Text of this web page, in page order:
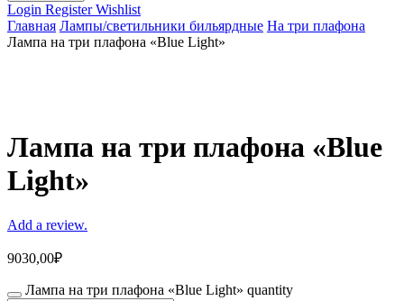
Login RegisterWishlist
Главная Лампы/светильники бильярдные На три плафона
Лампа на три плафона «Blue Light»
Лампа на три плафона «Blue
Light»
Add a review.
9030,00₽
Лампа на три плафона «Blue Light» quantity